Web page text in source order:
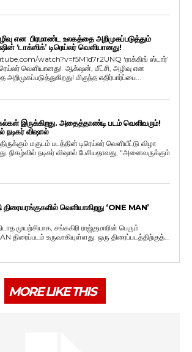
என பிரமாண்ட உலகத்தை அறிமுகப்படுத்தும்
‘டாக்ஸிக்’ டிரெய்லர் வெளியானது!
watch?v=f5M1d7r2UNQ ‘ராக்கிங் ஸ்டார்’
வெளியானது! ஆக்‌ஷன், மீட்சி, அழிவு என
பிரம்மாண்ட உலகத்தை அறிமுகப்படுத்துகிறது! மிகுந்த எதிர்பார்ப்பை...
இருக்கிறது. அதைத்தாண்டி படம் வெளிவரும்!
நடிகர் விஷால்
மகுடம் படத்தின் டிரெய்லர் வெளியீட்டு விழா
வெளியாகிறது ‘ONE MAN’
முயற்சியாக, சங்ககிரி ராஜ்குமாரின் பெரும்
திரைப்படம் உருவாகியுள்ளது. ஒரு திரைப்படத்திற்குத்...
MORE LIKE THIS